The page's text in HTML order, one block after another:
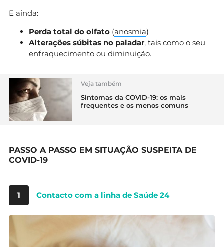
E ainda:
Perda total do olfato (anosmia)
Alterações súbitas no paladar, tais como o seu
enfraquecimento ou diminuição.
Veja também
Sintomas da COVID-19: os mais
frequentes e os menos comuns
PASSO A PASSO EM SITUAÇÃO SUSPEITA DE
COVID-19
1 Contacto com a linha de Saúde 24